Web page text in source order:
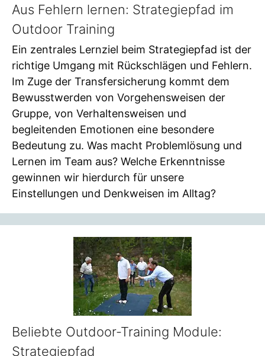
Aus Fehlern lernen: Strategiepfad im
Outdoor Training
Ein zentrales Lernziel beim Strategiepfad ist der
richtige Umgang mit Rückschlägen und Fehlern.
Im Zuge der Transfersicherung kommt dem
Bewusstwerden von Vorgehensweisen der
Gruppe, von Verhaltensweisen und
begleitenden Emotionen eine besondere
Bedeutung zu. Was macht Problemlösung und
Lernen im Team aus? Welche Erkenntnisse
gewinnen wir hierdurch für unsere
Einstellungen und Denkweisen im Alltag?
Beliebte Outdoor-Training Module:
Strategiepfad